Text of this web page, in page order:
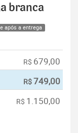
branca
após a entrega
R$ 679,00
R$749,00
R$ 1.150,00